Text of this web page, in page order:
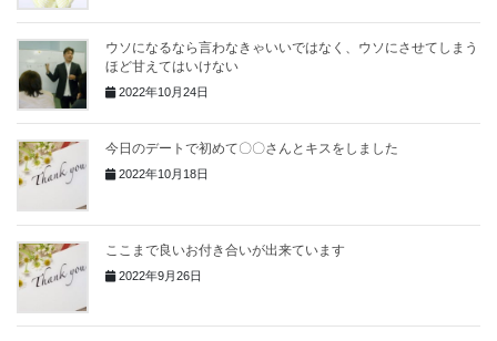
ウソになるなら言わなきゃいいではなく、ウソにさせてしまう
ほど甘えてはいけない
2022年10月24日
今日のデートで初めて〇〇さんとキスをしました
2022年10月18日
ここまで良いお付き合いが出来ています
2022年9月26日